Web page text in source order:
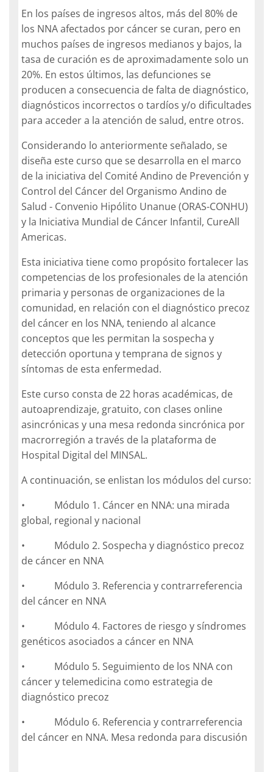
En los países de ingresos altos, más del 80% de
los NNA afectados por cáncer se curan, pero en
muchos países de ingresos medianos y bajos, la
tasa de curación es de aproximadamente solo un
20%. En estos últimos, las defunciones se
producen a consecuencia de falta de diagnóstico,
diagnósticos incorrectos o tardíos y/o dificultades
para acceder a la atención de salud, entre otros.
Considerando lo anteriormente señalado, se
diseña este curso que se desarrolla en el marco
de la iniciativa del Comité Andino de Prevención y
Control del Cáncer del Organismo Andino de
Salud - Convenio Hipólito Unanue (ORAS-CONHU)
y la Iniciativa Mundial de Cáncer Infantil, CureAll
Americas.
Esta iniciativa tiene como propósito fortalecer las
competencias de los profesionales de la atención
primaria y personas de organizaciones de la
comunidad, en relación con el diagnóstico precoz
del cáncer en los NNA, teniendo al alcance
conceptos que les permitan la sospecha y
detección oportuna y temprana de signos y
síntomas de esta enfermedad.
Este curso consta de 22 horas académicas, de
autoaprendizaje, gratuito, con clases online
asincrónicas y una mesa redonda sincrónica por
macrorregión a través de la plataforma de
Hospital Digital del MINSAL.
A continuación, se enlistan los módulos del curso:
• Módulo 1. Cáncer en NNA: una mirada
global, regional y nacional
• Módulo 2. Sospecha y diagnóstico precoz
de cáncer en NNA
• Módulo 3. Referencia y contrarreferencia
del cáncer en NNA
• Módulo 4. Factores de riesgo y síndromes
genéticos asociados a cáncer en NNA
• Módulo 5. Seguimiento de los NNA con
cáncer y telemedicina como estrategia de
diagnóstico precoz
• Módulo 6. Referencia y contrarreferencia
del cáncer en NNA. Mesa redonda para discusión